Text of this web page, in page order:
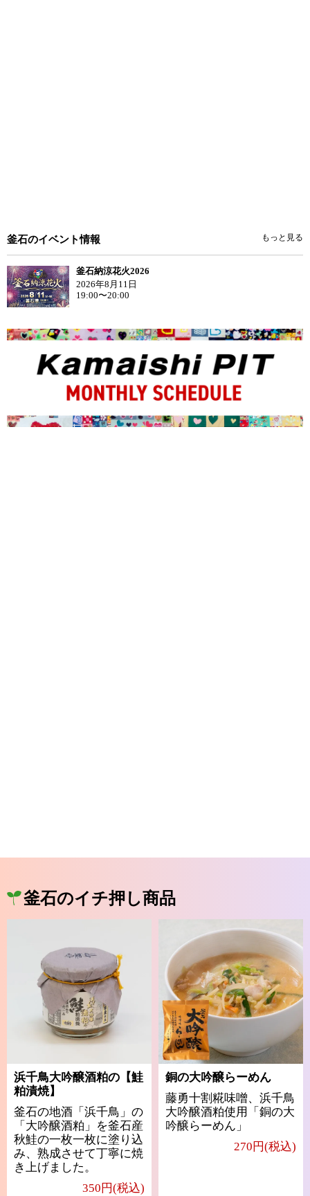
釜石のイベント情報 もっと見る
釜石納涼花火2026
2026年8月11日
19:00〜20:00
釜石のイチ押し商品
浜千鳥大吟醸酒粕の【鮭
粕漬焼】
釜石の地酒「浜千鳥」の
「大吟醸酒粕」を釜石産
秋鮭の一枚一枚に塗り込
み、熟成させて丁寧に焼
き上げました。
350円(税込)
銅の大吟醸らーめん
藤勇十割糀味噌、浜千鳥
大吟醸酒粕使用「銅の大
吟醸らーめん」
270円(税込)